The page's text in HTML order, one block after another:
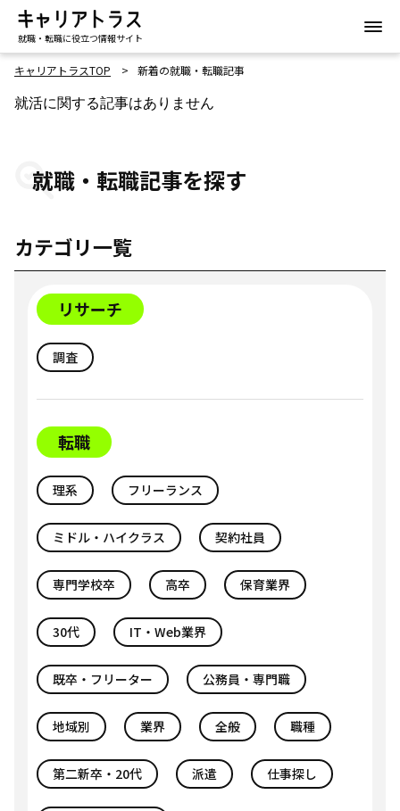
就職・転職に役立つ情報サイト
キャリアトラスTOP 新着の就職・転職記事
就活に関する記事はありません
就職・転職記事を探す
カテゴリ一覧
リサーチ
調査
転職
理系 フリーランス
ミドル・ハイクラス 契約社員
専門学校卒 高卒 保育業界
30代 IT・Web業界
既卒・フリーター 公務員・専門職
地域別 業界 全般 職種
第二新卒・20代 派遣 仕事探し